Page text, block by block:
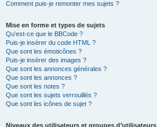
Comment puis-je remonter mes sujets ?
Mise en forme et types de sujets
Qu’est-ce que le BBCode ?
Puis-je insérer du code HTML ?
Que sont les émoticônes ?
Puis-je insérer des images ?
Que sont les annonces générales ?
Que sont les annonces ?
Que sont les notes ?
Que sont les sujets verrouillés ?
Que sont les icônes de sujet ?
Niveaux des utilisateurs et groupes d’utilisateurs